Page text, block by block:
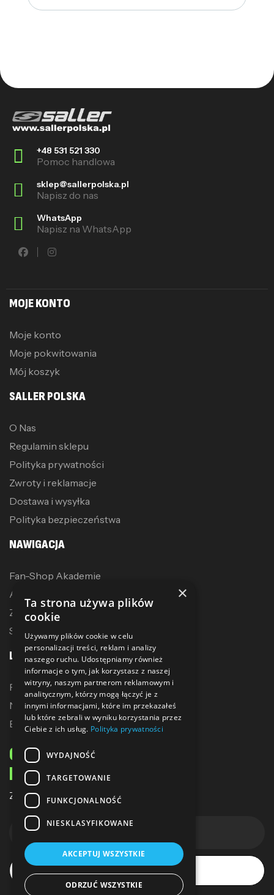
+48 531 521 330
Pomoc handlowa
sklep@sallerpolska.pl
Napisz do nas
WhatsApp
Napisz na WhatsApp
MOJE KONTO
Moje konto
Moje pokwitowania
Mój koszyk
SALLER POLSKA
O Nas
Regulamin sklepu
Polityka prywatności
Zwroty i reklamacje
Dostawa i wysyłka
Polityka bezpieczeństwa
NAWIGACJA
Fan-Shop Akademie
Akcesoria treningowe
Zostań dystrybutorem
Sublimacja
LINKI
Promocje
Nowe produkty
Bestsellery
ODBIERZ 10% ZNIŻKI
NA PIERWSZE ZAKUPY
Zapisz się do naszego newslettera
Subskrybuj
×
Ta strona używa plików
cookie
Używamy plików cookie w celu
personalizacji treści, reklam i analizy
naszego ruchu. Udostępniamy również
informacje o tym, jak korzystasz z naszej
witryny, naszym partnerom reklamowym i
analitycznym, którzy mogą łączyć je z
innymi informacjami, które im przekazałeś
lub które zebrali w wyniku korzystania przez
Ciebie z ich usług. Polityka prywatności
WYDAJNOŚĆ
TARGETOWANIE
FUNKCJONALNOŚĆ
NIESKLASYFIKOWANE
AKCEPTUJ WSZYSTKIE
ODRZUĆ WSZYSTKIE